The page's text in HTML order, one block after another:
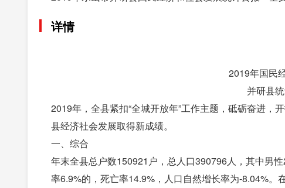
详情
2019年国民
并研县
2019年，全县紧扣“全城开放年”工作主题，砥砺奋进，
县经济社会发展取得新成绩。
一、综合
年末全县总户数150921户，总人口390796人，其中男
率6.9%的，死亡率14.9%，人口自然增长率为-8.04%